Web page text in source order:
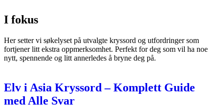
I fokus
Her setter vi søkelyset på utvalgte kryssord og utfordringer som
fortjener litt ekstra oppmerksomhet. Perfekt for deg som vil ha noe
nytt, spennende og litt annerledes å bryne deg på.
Elv i Asia Kryssord – Komplett Guide
med Alle Svar